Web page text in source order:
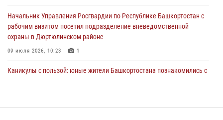
Начальник Управления Росгвардии по Республике Башкортостан с
рабочим визитом посетил подразделение вневедомственной
охраны в Дюртюлинском районе
09 июля 2026, 10:23 1
Каникулы с пользой: юные жители Башкортостана познакомились с